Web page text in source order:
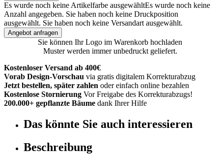
Es wurde noch keine Artikelfarbe ausgewähltEs wurde noch keine
Anzahl angegeben. Sie haben noch keine Druckposition
ausgewählt. Sie haben noch keine Versandart ausgewählt.
Angebot anfragen
Sie können Ihr Logo im Warenkorb hochladen
Muster werden immer unbedruckt geliefert.
Kostenloser Versand ab 400€
Vorab Design-Vorschau via gratis digitalem Korrekturabzug
Jetzt bestellen, später zahlen oder einfach online bezahlen
Kostenlose Stornierung Vor Freigabe des Korrekturabzugs!
200.000+ gepflanzte Bäume dank Ihrer Hilfe
Das könnte Sie auch interessieren
Beschreibung